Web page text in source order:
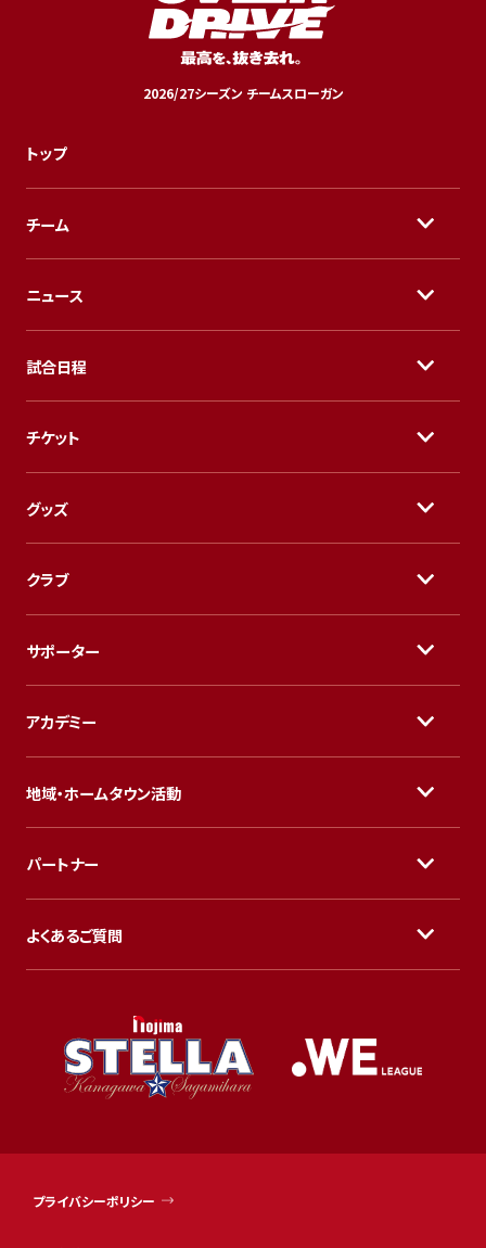
2026/27シーズン チームスローガン
トップ
チーム
ニュース
試合日程
チケット
グッズ
クラブ
サポーター
アカデミー
地域・ホームタウン活動
パートナー
よくあるご質問
プライバシーポリシー